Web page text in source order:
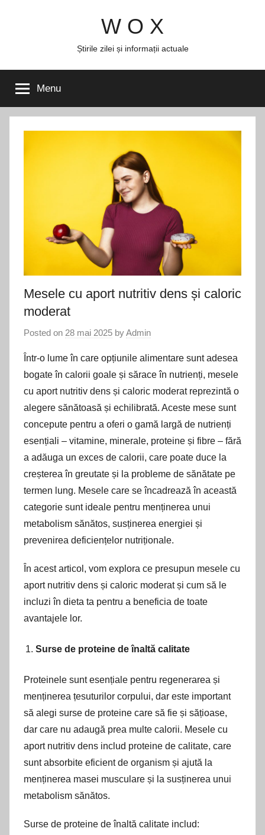
W O X
Știrile zilei și informații actuale
Menu
Mesele cu aport nutritiv dens și caloric
moderat
Posted on 28 mai 2025 byAdmin
Într-o lume în care opțiunile alimentare sunt adesea
bogate în calorii goale și sărace în nutrienți, mesele
cu aport nutritiv dens și caloric moderat reprezintă o
alegere sănătoasă și echilibrată. Aceste mese sunt
concepute pentru a oferi o gamă largă de nutrienți
esențiali – vitamine, minerale, proteine și fibre – fără
a adăuga un exces de calorii, care poate duce la
creșterea în greutate și la probleme de sănătate pe
termen lung. Mesele care se încadrează în această
categorie sunt ideale pentru menținerea unui
metabolism sănătos, susținerea energiei și
prevenirea deficiențelor nutriționale.
În acest articol, vom explora ce presupun mesele cu
aport nutritiv dens și caloric moderat și cum să le
incluzi în dieta ta pentru a beneficia de toate
avantajele lor.
Surse de proteine de înaltă calitate
Proteinele sunt esențiale pentru regenerarea și
menținerea țesuturilor corpului, dar este important
să alegi surse de proteine care să fie și sățioase,
dar care nu adaugă prea multe calorii. Mesele cu
aport nutritiv dens includ proteine de calitate, care
sunt absorbite eficient de organism și ajută la
menținerea masei musculare și la susținerea unui
metabolism sănătos.
Surse de proteine de înaltă calitate includ: